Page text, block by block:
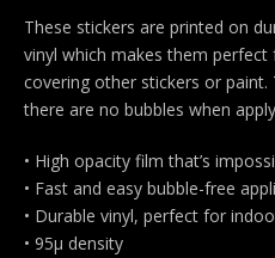
These stickers are printed on
vinyl which makes them
covering other stickers or paint.
there are no bubbles when
• High opacity film that’s
• Fast and easy bubble-free
• Durable vinyl, perfect for
• 95µ density